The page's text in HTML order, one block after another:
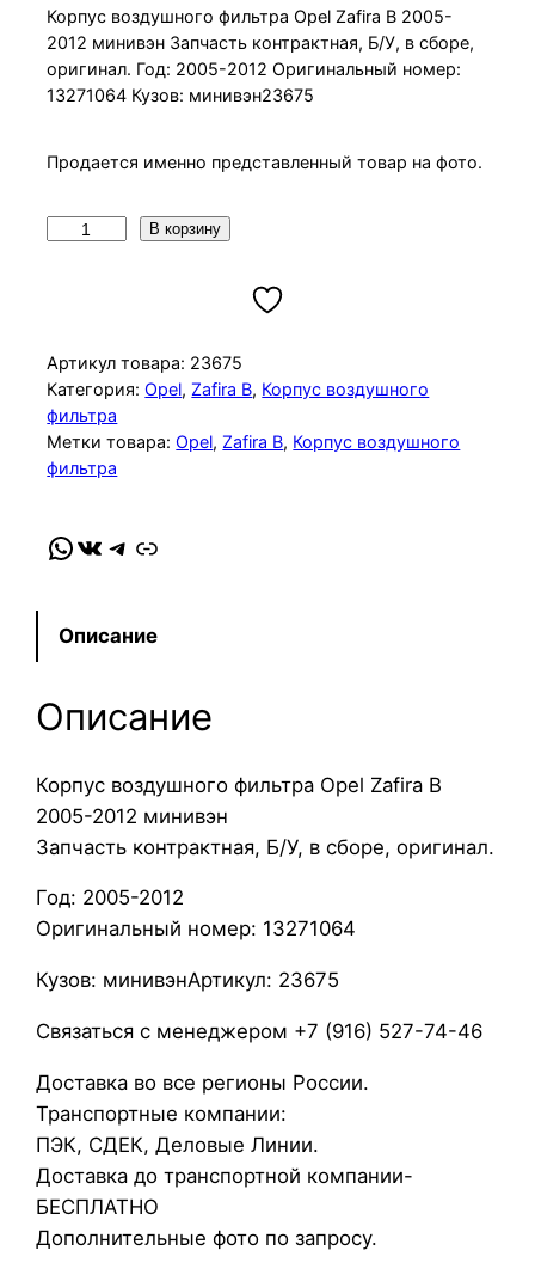
Корпус воздушного фильтра Opel Zafira B 2005-
2012 минивэн Запчасть контрактная, Б/У, в сборе,
оригинал. Год: 2005-2012 Оригинальный номер:
13271064 Кузов: минивэн23675
Продается именно представленный товар на фото.
ч
е
с
т
в
т
а
К
р
п
у
с
о
з
у
ш
н
о
г
о
ф
и
В корзину
Артикул товара: 23675
Категория:Opel, Zafira B, Корпус воздушного
фильтра
Метки товара:Opel, Zafira B, Корпус воздушного
фильтра
WhatsApp VK Telegram Link
Описание
Описание
Корпус воздушного фильтра Opel Zafira B
2005-2012 минивэн
Запчасть контрактная, Б/У, в сборе, оригинал.
Год: 2005-2012
Оригинальный номер: 13271064
Кузов: минивэнАртикул: 23675
Связаться с менеджером +7 (916) 527-74-46
Доставка во все регионы России.
Транспортные компании:
ПЭК, СДЕК, Деловые Линии.
Доставка до транспортной компании-
БЕСПЛАТНО
Дополнительные фото по запросу.